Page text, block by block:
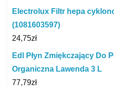
Electrolux Filtr hepa
(1081603597)
24,75zł
Edl Płyn Zmiękczający Do
Organiczna Lawenda 3 L
77,79zł